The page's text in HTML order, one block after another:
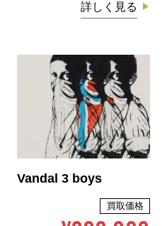
詳しく見る
Vandal 3 boys
買取価格